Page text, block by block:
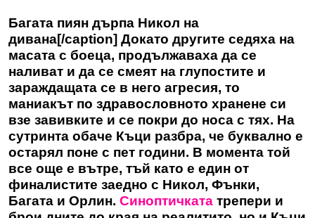
Багата пиян дърпа Никол на
дивана[/caption] Докато другите седяха на
масата с боеца, продължаваха да се
наливат и да се смеят на глупостите и
зараждащата се в него агресия, то
маниакът по здравословното хранене си
взе завивките и се покри до носа с тях. На
сутринта обаче Къци разбра, че буквално е
остарял поне с пет години. В момента той
все още е вътре, тъй като е един от
финалистите заедно с Никол, Фънки,
Багата и Орлин. Синоптичката трепери и